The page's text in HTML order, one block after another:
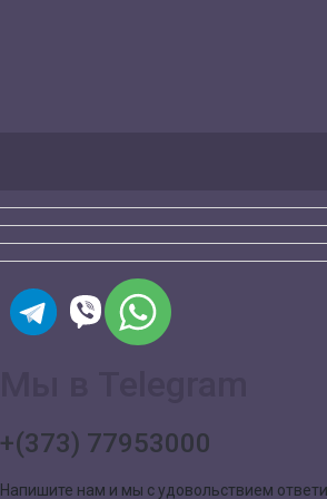
+(373) 77953000
Напишите нам и мы с удовольствием